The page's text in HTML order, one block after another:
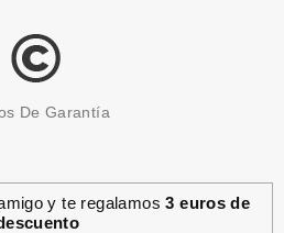
De Garantía
y te regalamos3 euros de